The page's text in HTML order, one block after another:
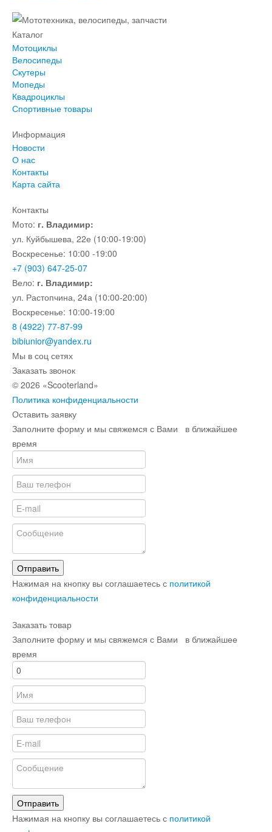
Каталог
Мотоциклы
Велосипеды
Скутеры
Мопеды
Квадроциклы
Спортивные товары
Информация
Новости
О нас
Контакты
Карта сайта
Контакты
Мото: г. Владимир:
ул. Куйбышева, 22е (10:00-19:00)
Воскресенье: 10:00 -19:00
+7 (903) 647-25-07
Вело: г. Владимир:
ул. Растопчина, 24а (10:00-20:00)
Воскресенье: 10:00-19:00
8 (4922) 77-87-99
bibiunior@yandex.ru
Мы в соц сетях
Заказать звонок
© 2026 «Scooterland»
Политика конфиденциальности
Оставить заявку
Заполните форму и мы свяжемся с Вами в ближайшее
время
Отправить
Нажимая на кнопку вы соглашаетесь с политикой
конфиденциальности
Заказать товар
Заполните форму и мы свяжемся с Вами в ближайшее
время
Отправить
Нажимая на кнопку вы соглашаетесь с политикой